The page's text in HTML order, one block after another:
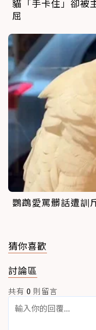
貓「手卡住」卻被
屈
鸚鵡愛罵髒話遭訓
猜你喜歡
討論區
共有 0 則留言